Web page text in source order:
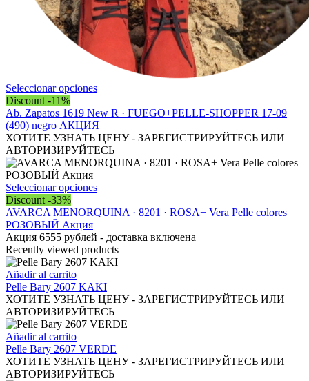
Seleccionar opcionesEste
tiene
múltiples
variantes.
Las
opciones
pueden
en
página
de
producto
Discount -11%
Ab. Zapatos 1619 New R · FUEGO+PELLE-SHOPPER 17-09
(490) negro АКЦИЯ
ХОТИТЕ УЗНАТЬ ЦЕНУ - ЗАРЕГИСТРИРУЙТЕСЬ ИЛИ
АВТОРИЗИРУЙТЕСЬ
Seleccionar opcionesEste
tiene
variantes.
Las
opciones
pueden
elegir
en
la
de
producto
Discount -33%
AVARCA MENORQUINA · 8201 · ROSA+ Vera Рelle colores
РОЗОВЫЙ Акция
Акция 6555 рублей - доставка включена
Recently viewed products
Añadir al carrito
Pelle Bary 2607 KAKI
ХОТИТЕ УЗНАТЬ ЦЕНУ - ЗАРЕГИСТРИРУЙТЕСЬ ИЛИ
АВТОРИЗИРУЙТЕСЬ
Añadir al carrito
Pelle Bary 2607 VERDE
ХОТИТЕ УЗНАТЬ ЦЕНУ - ЗАРЕГИСТРИРУЙТЕСЬ ИЛИ
АВТОРИЗИРУЙТЕСЬ